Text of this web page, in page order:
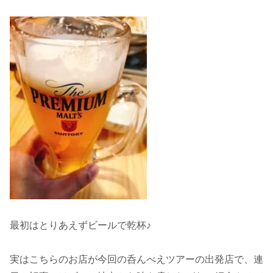
最初はとりあえずビールで乾杯♪
実はこちらのお店が今回の呑んべえツアーの出発店で、連